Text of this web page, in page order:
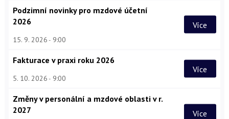
Podzimní novinky pro mzdové účetní
2026
15. 9. 2026 9:00
Více
Fakturace v praxi roku 2026
5. 10. 2026 9:00
Více
Změny v personální a mzdové oblasti v r.
2027
Více